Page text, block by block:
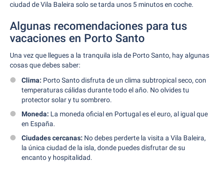
ciudad de Vila Baleira solo se tarda unos 5 minutos en coche.
Algunas recomendaciones para tus
vacaciones en Porto Santo
Una vez que llegues a la tranquila isla de Porto Santo, hay algunas
cosas que debes saber:
Clima: Porto Santo disfruta de un clima subtropical seco, con
temperaturas cálidas durante todo el año. No olvides tu
protector solar y tu sombrero.
Moneda: La moneda oficial en Portugal es el euro, al igual que
en España.
Ciudades cercanas: No debes perderte la visita a Vila Baleira,
la única ciudad de la isla, donde puedes disfrutar de su
encanto y hospitalidad.